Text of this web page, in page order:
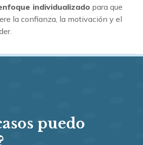
individualizado para que
la confianza, la motivación y el
puedo